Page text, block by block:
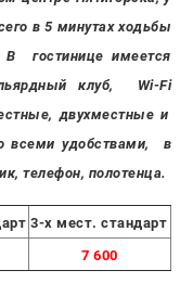
в 5 минутах ходьбы
В гостинице имеется
клуб, Wi-Fi
двухместные и
всеми удобствами, в
телефон, полотенца.
3-х мест. стандарт
7 600